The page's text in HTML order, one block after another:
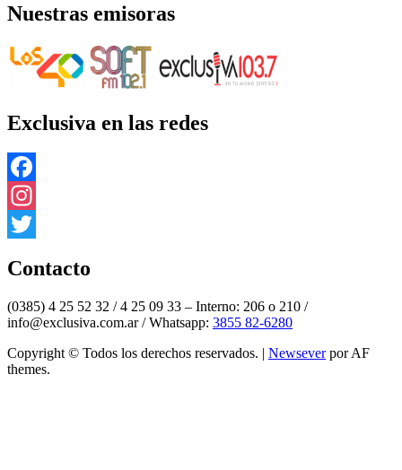
Nuestras emisoras
Exclusiva en las redes
Facebook
Instagram
Contacto
(0385) 4 25 52 32 / 4 25 09 33 – Interno: 206 o 210 /
info@exclusiva.com.ar / Whatsapp: 3855 82-6280
Copyright © Todos los derechos reservados. | Newseverpor AF
themes.